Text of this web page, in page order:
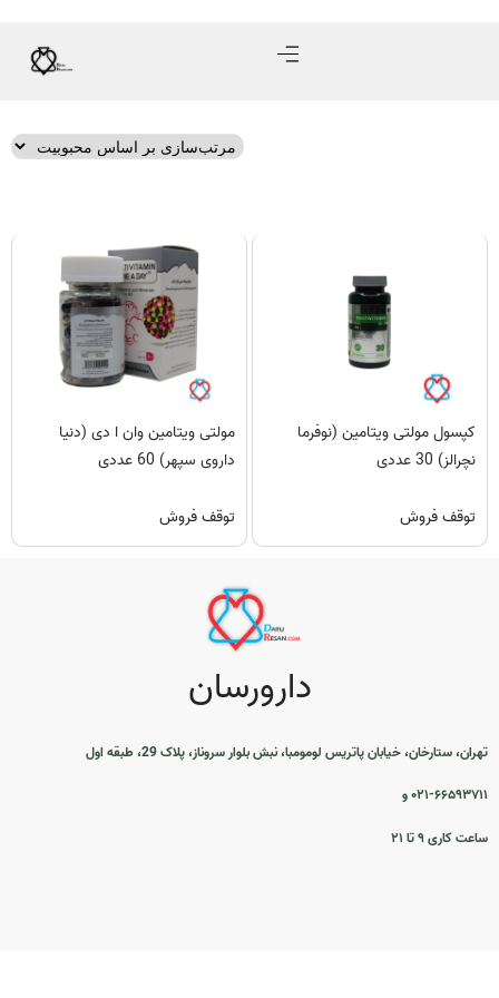
کپسول مولتی ویتامین (نوفرما
نچرالز) 30 عددی
توقف فروش
مولتی ویتامین وان ا دی (دنیا
داروی سپهر) 60 عددی
توقف فروش
دارورسان
تهران، ستارخان، خیابان پاتریس لومومبا، نبش بلوار سروناز، پلاک 29، طبقه اول
۰۲۱-۶۶۵۹۳۷۱۱ و
ساعت کاری ۹ تا ۲۱